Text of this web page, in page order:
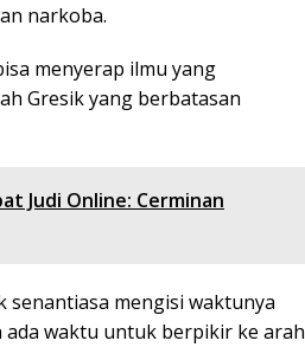
narkoba.
menyerap ilmu yang
Gresik yang berbatasan
Judi Online: Cerminan
senantiasa mengisi waktunya
waktu untuk berpikir ke arah